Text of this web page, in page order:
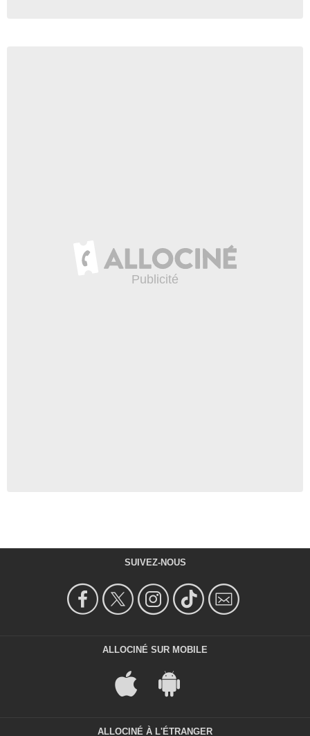
SUIVEZ-NOUS
ALLOCINÉ SUR MOBILE
ALLOCINÉ À L'ÉTRANGER